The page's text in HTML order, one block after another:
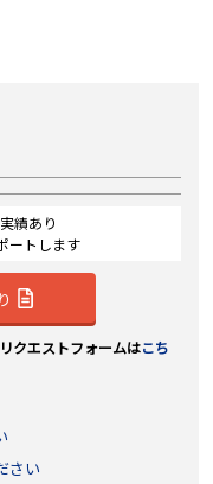
績あり
ートします
クエストフォームはこち
さい